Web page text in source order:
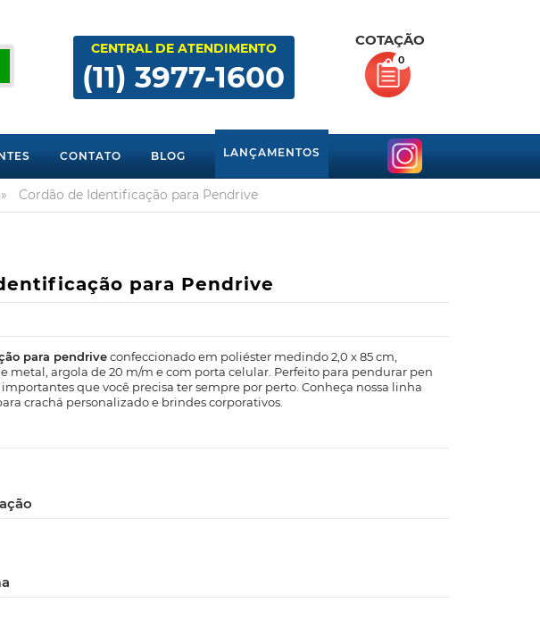
CENTRAL DE ATENDIMENTO
(11) 3977-1600
COTAÇÃO
0
CONTATO BLOG LANÇAMENTOS
» Cordão de Identificação para Pendrive
para Pendrive
para pendriveconfeccionado em poliéster medindo 2,0 x 85 cm,
metal, argola de 20 m/m e com porta celular. Perfeito para pendurar pen
que você precisa ter sempre por perto. Conheça nossa linha
crachá personalizado e brindes corporativos.